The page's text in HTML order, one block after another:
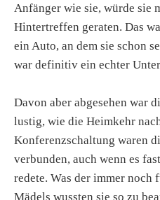
Anfänger wie sie, würde sie
Hintertreffen geraten. Das
ein Auto, an dem sie schon
war definitiv ein echter
Davon aber abgesehen war
lustig, wie die Heimkehr
Konferenzschaltung waren
verbunden, auch wenn es
redete. Was der immer noch
Mädels wussten sie so zu